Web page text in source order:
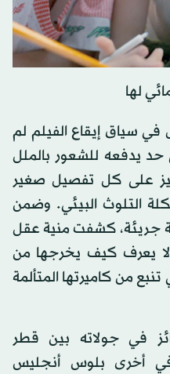
لها
في سياق إيقاع الفيلم لم
حد يدفعه للشعور بالملل
على كل تفصيل صغير
التلوث البيئي. وضمن
جريئة، كشفت منية عقل
يعرف كيف يخرجها من
من كاميرتها المتألمة
في جولاته بين قطر
وفي أخرى بلوس أنجليس